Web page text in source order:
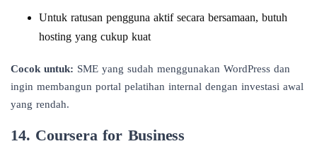
Untuk ratusan pengguna aktif secara bersamaan, butuh
hosting yang cukup kuat
Cocok untuk: SME yang sudah menggunakan WordPress dan
ingin membangun portal pelatihan internal dengan investasi awal
yang rendah.
14. Coursera for Business